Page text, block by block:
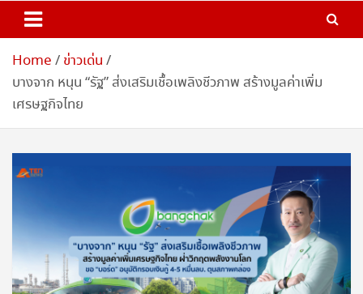
Home
ข่าวเด่น
บางจาก หนุน “รัฐ” ส่งเสริมเชื้อเพลิงชีวภาพ สร้างมูลค่าเพิ่ม
เศรษฐกิจไทย